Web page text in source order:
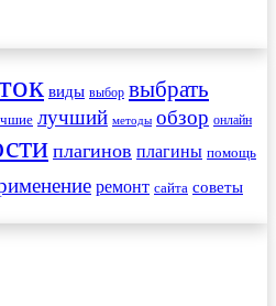
виды выбор выбрать
лучший методы обзор онлайн
плагинов плагины помощь
ремонт сайта советы